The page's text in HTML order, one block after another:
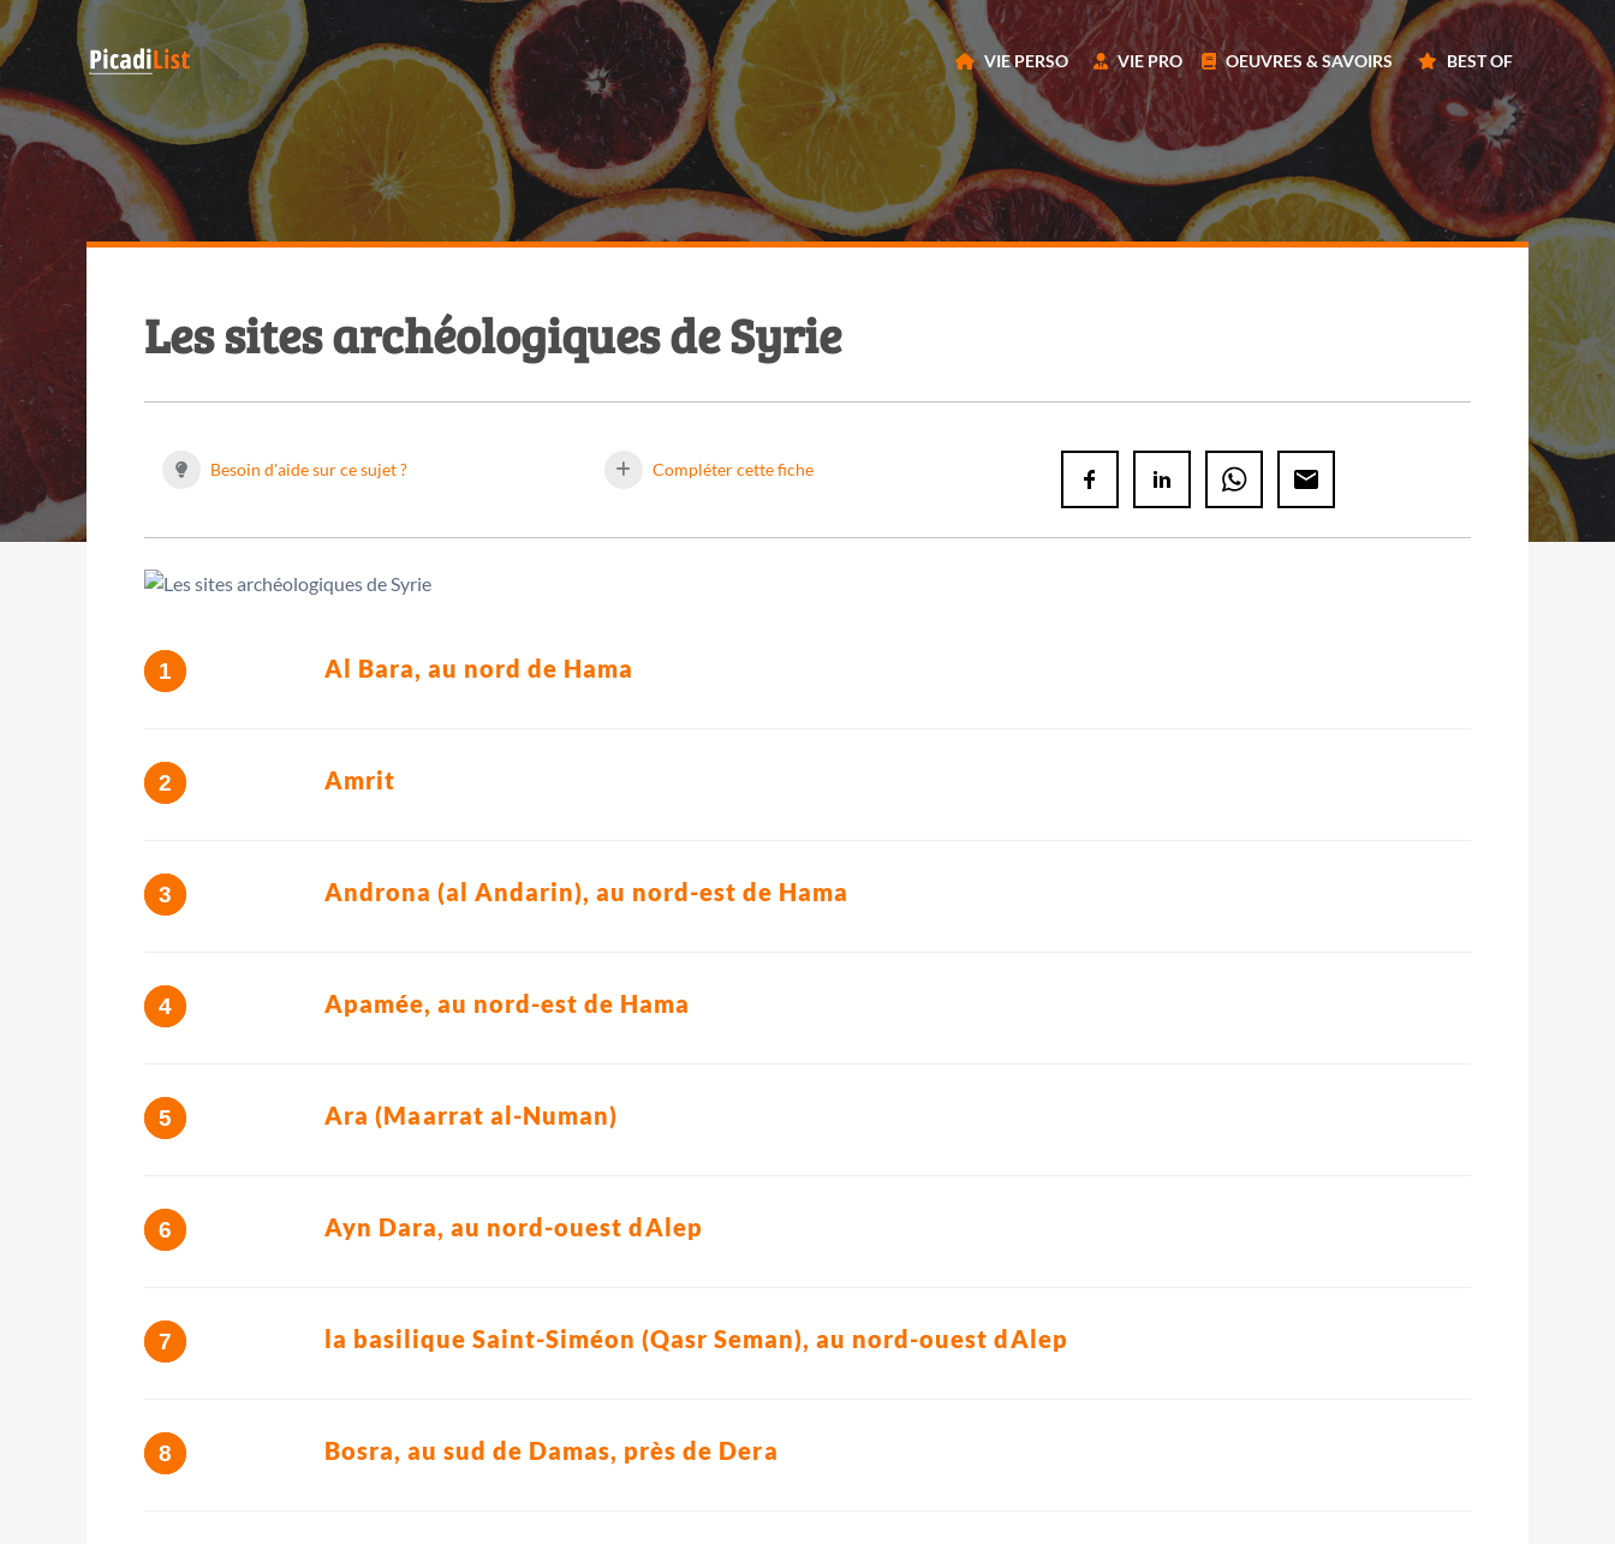
VIE PERSO VIE PRO OEUVRES & SAVOIRS BEST OF
Les sites archéologiques de Syrie
Besoin d'aide sur ce sujet ? Compléter cette fiche
Al Bara, au nord de Hama
Amrit
Androna (al Andarin), au nord-est de Hama
Apamée, au nord-est de Hama
Ara (Maarrat al-Numan)
Ayn Dara, au nord-ouest dAlep
la basilique Saint-Siméon (Qasr Seman), au nord-ouest dAlep
Bosra, au sud de Damas, près de Dera